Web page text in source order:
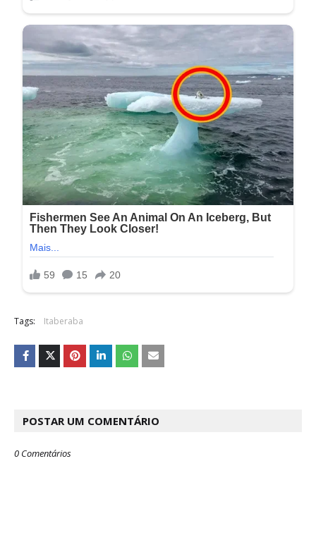
Tags: Itaberaba
POSTAR UM COMENTÁRIO
0 Comentários